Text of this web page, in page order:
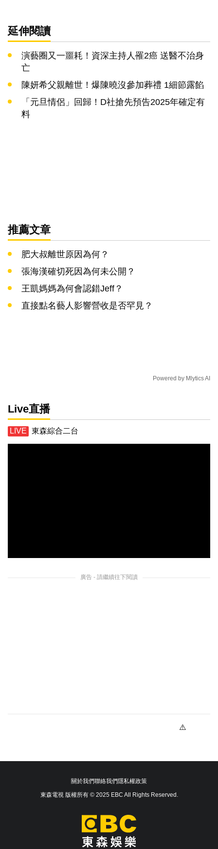
延伸閱讀
演藝圈又一噩耗！資深主持人罹2癌 送醫不治身
亡
陳妍希父親離世！爆陳曉沒參加葬禮 1細節露餡
「元旦情侶」回歸！D社搶先預告2025年確定有
料
推薦文章
肥大叔離世原因為何？
張海漢確切死因為何未公開？
王凱媽媽為何會認錯Jeff？
直接點名藝人影響營收是否罕見？
Powered by Mlytics AI
Live直播
東森綜合二台
廣告 - 請繼續往下閱讀
關於我們聯絡我們隱私權政策
東森電視 版權所有 © 2025 EBC All Rights Reserved.